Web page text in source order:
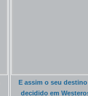
E assim o seu destino
decidido em